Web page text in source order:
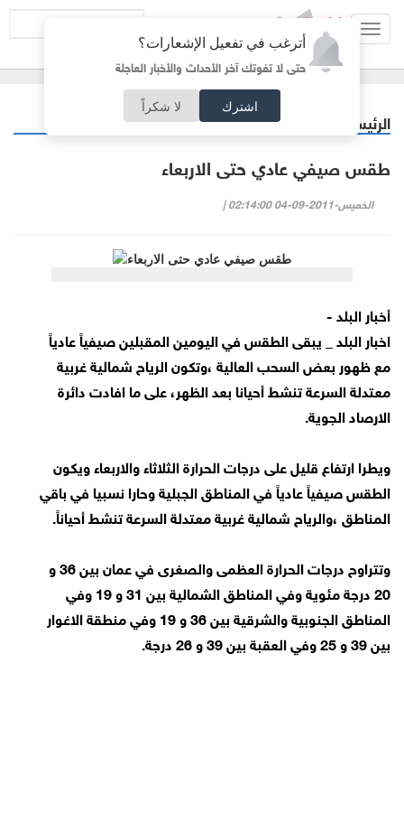
أترغب في تفعيل الإشعارات؟
حتى لا تفوتك آخر الأحداث والأخبار العاجلة
اشترك لا شكراً
الرئيسية خبر وصورة
طقس صيفي عادي حتى الاربعاء
الخميس-2011-09-04 02:14:00 |
أخبار البلد -
اخبار البلد _ يبقى الطقس في اليومين المقبلين صيفياً عادياً
مع ظهور بعض السحب العالية ،وتكون الرياح شمالية غربية
معتدلة السرعة تنشط أحيانا بعد الظهر، على ما افادت دائرة
الارصاد الجوية.
ويطرا ارتفاع قليل على درجات الحرارة الثلاثاء والاربعاء ويكون
الطقس صيفياً عادياً في المناطق الجبلية وحارا نسبيا في باقي
المناطق ،والرياح شمالية غربية معتدلة السرعة تنشط أحياناً.
وتتراوح درجات الحرارة العظمى والصغرى في عمان بين 36 و
20 درجة مئوية وفي المناطق الشمالية بين 31 و 19 وفي
المناطق الجنوبية والشرقية بين 36 و 19 وفي منطقة الاغوار
بين 39 و 25 وفي العقبة بين 39 و 26 درجة.